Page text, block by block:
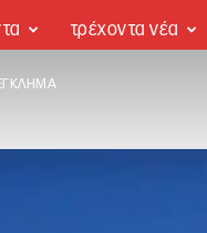
τρέχοντα νέα